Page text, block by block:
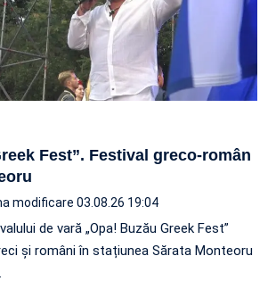
Fest”. Festival greco-român
modificare 03.08.26 19:04
de vară „Opa! Buzău Greek Fest”
și români în stațiunea Sărata Monteoru